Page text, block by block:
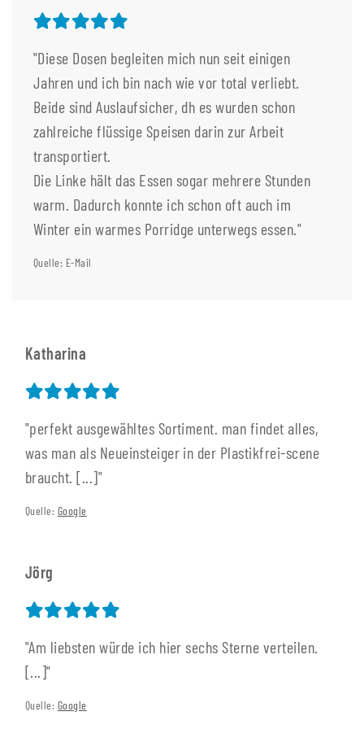
"Diese Dosen begleiten mich nun seit einigen
Jahren und ich bin nach wie vor total verliebt.
Beide sind Auslaufsicher, dh es wurden schon
zahlreiche flüssige Speisen darin zur Arbeit
transportiert.
Die Linke hält das Essen sogar mehrere Stunden
warm. Dadurch konnte ich schon oft auch im
Winter ein warmes Porridge unterwegs essen."
Quelle: E-Mail
Katharina
"perfekt ausgewähltes Sortiment. man findet alles,
was man als Neueinsteiger in der Plastikfrei-scene
braucht. [...]"
Quelle: Google
Jörg
"Am liebsten würde ich hier sechs Sterne verteilen.
[...]"
Quelle: Google